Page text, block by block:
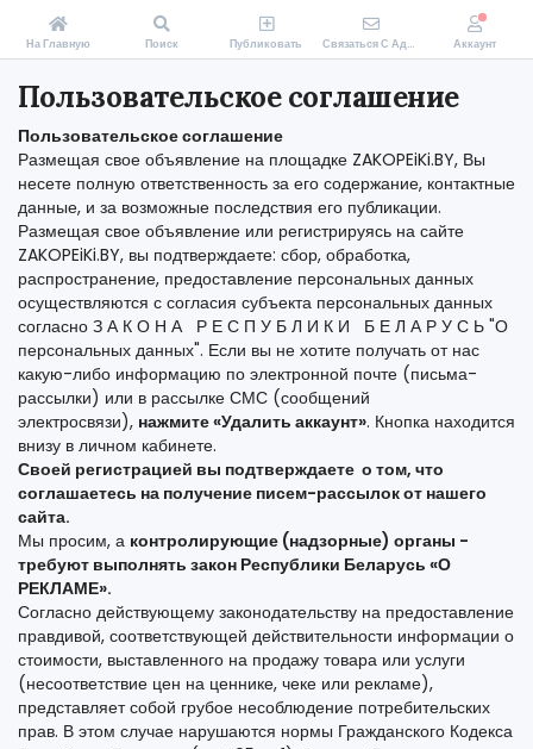
Пользовательское соглашение
Пользовательское соглашение
Размещая свое объявление на площадке ZAKOPEiKi.BY, Вы
несете полную ответственность за его содержание, контактные
данные, и за возможные последствия его публикации.
Размещая свое объявление или регистрируясь на сайте
ZAKOPEiKi.BY, вы подтверждаете: сбор, обработка,
распространение, предоставление персональных данных
осуществляются с согласия субъекта персональных данных
согласно З А К О Н А Р Е С П У Б Л И К И Б Е Л А Р У С Ь "О
персональных данных". Если вы не хотите получать от нас
какую-либо информацию по электронной почте (письма-
рассылки) или в рассылке СМС (сообщений
электросвязи), нажмите «Удалить аккаунт». Кнопка находится
внизу в личном кабинете.
Своей регистрацией вы подтверждаете о том, что
соглашаетесь на получение писем-рассылок от нашего
сайта.
Мы просим, а контролирующие (надзорные) органы -
требуют выполнять закон Республики Беларусь «О
РЕКЛАМЕ».
Согласно действующему законодательству на предоставление
правдивой, соответствующей действительности информации о
стоимости, выставленного на продажу товара или услуги
(несоответствие цен на ценнике, чеке или рекламе),
представляет собой грубое несоблюдение потребительских
прав. В этом случае нарушаются нормы Гражданского Кодекса
На Главную Поиск Публиковать Связаться С Администрацией Zakopeiki.by Аккаунт